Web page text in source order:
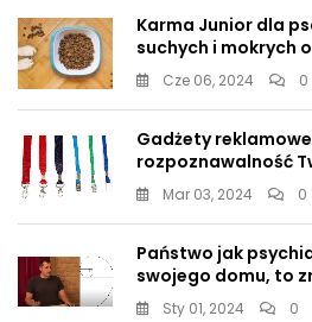
Karma Junior dla
suchych i mokrych
Cze 06, 2024 0
Gadżety
rozpoznawalność
Mar 03, 2024 0
Państwo jak
swojego domu, to
Sty 01, 2024 0